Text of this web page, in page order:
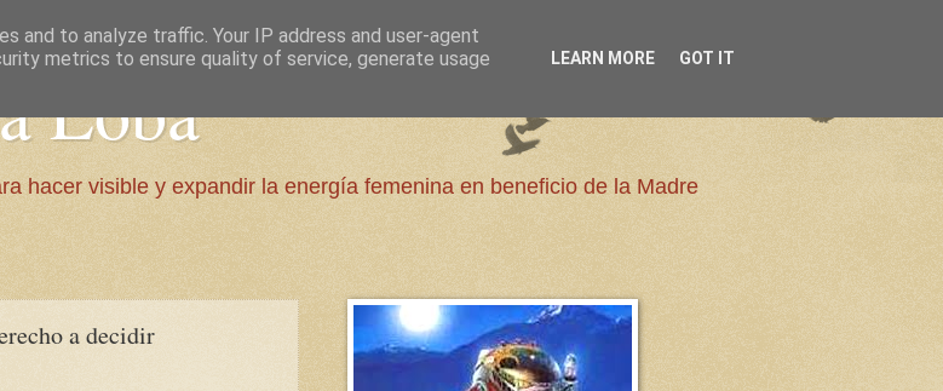
Loba
hacer visible y expandir la energía femenina en beneficio de la Madre
a decidir
and to analyze traffic. Your IP address and user-agent
metrics to ensure quality of service, generate usage
LEARN MORE GOT IT